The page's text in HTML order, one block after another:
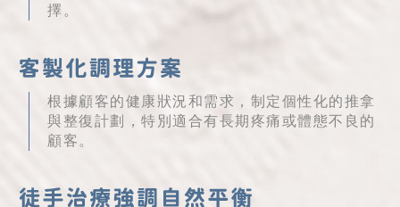
擇。
根據顧客的健康狀況和需求，制定個性化的推拿
與整復計劃，特別適合有長期疼痛或體態不良的
顧客。